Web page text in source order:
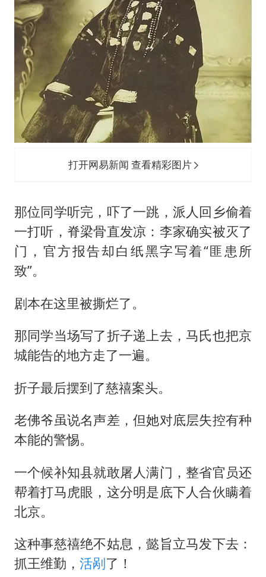
打开网易新闻 查看精彩图片
那位同学听完，吓了一跳，派人回乡偷着
一打听，脊梁骨直发凉：李家确实被灭了
门，官方报告却白纸黑字写着“匪患所
致”。
剧本在这里被撕烂了。
那同学当场写了折子递上去，马氏也把京
城能告的地方走了一遍。
折子最后摆到了慈禧案头。
老佛爷虽说名声差，但她对底层失控有种
本能的警惕。
一个候补知县就敢屠人满门，整省官员还
帮着打马虎眼，这分明是底下人合伙瞒着
北京。
这种事慈禧绝不姑息，懿旨立马发下去：
抓王维勤， 活剐了！